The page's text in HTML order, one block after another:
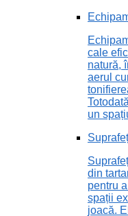
cale
natură,
aerul
un
din
pentru
spații
joacă.